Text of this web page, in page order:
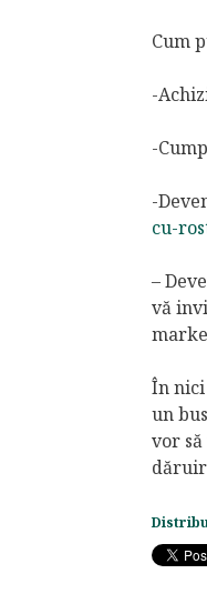
Cum
-
-
-
cu-
–
vă
În nici
un
vor